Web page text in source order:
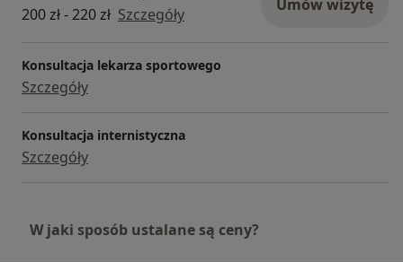
200 zł - 220 zł Szczegóły Umów wizytę
Konsultacja lekarza sportowego
Szczegóły
Konsultacja internistyczna
Szczegóły
W jaki sposób ustalane są ceny?